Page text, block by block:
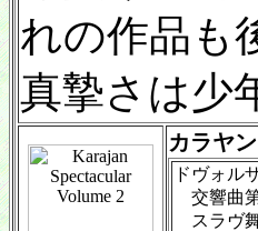
れの作品も
真摯さは少
カラヤ
ドヴォル
交響曲第
スラヴ舞